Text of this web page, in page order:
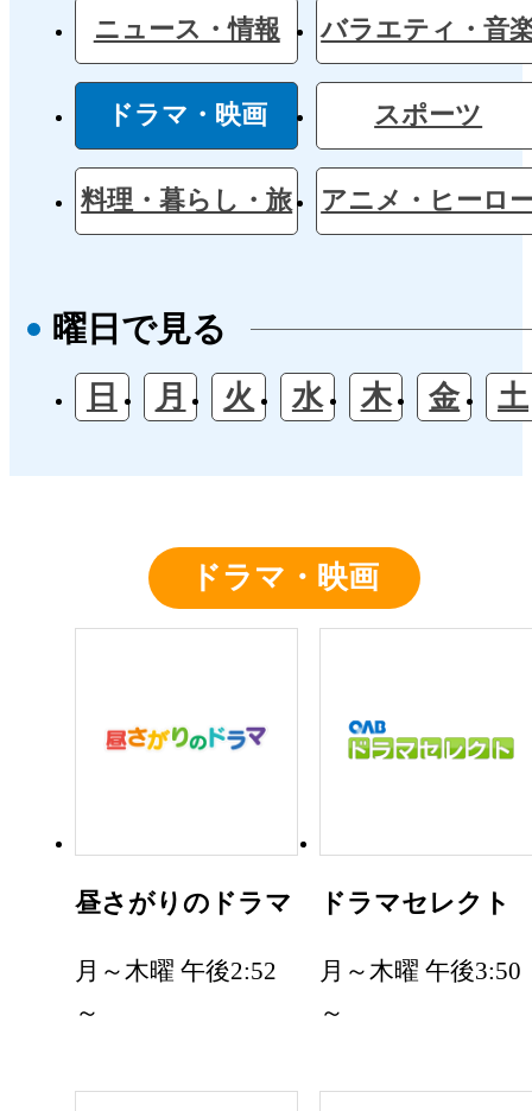
ニュース・情報 バラエティ・音
ドラマ・映画 スポーツ
料理・暮らし・旅 アニメ・ヒーロ
曜日で見る
日 月 火 水 木 金 土
ドラマ・映画
昼さがりのドラマ
月～木曜 午後2:52
～
ドラマセレクト
月～木曜 午後3:50
～